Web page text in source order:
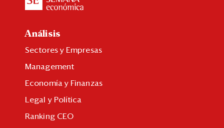
Análisis
Sectores y Empresas
Management
Economía y Finanzas
Legal y Política
Ranking CEO